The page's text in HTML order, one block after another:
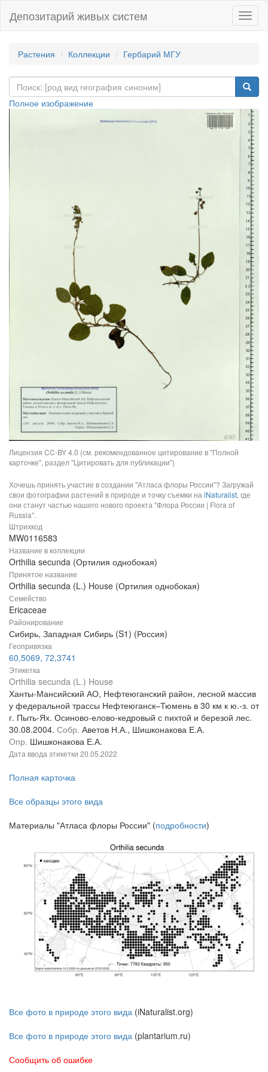
Депозитарий живых систем
Растения Коллекции Гербарий МГУ
Полное изображение
Лицензия CC-BY 4.0 (см. рекомендованное цитирование в "Полной
карточке", раздел "Цитировать для публикации")
Хочешь принять участие в создании "Атласа флоры России"? Загружай
свои фотографии растений в природе и точку съемки на iNaturalist, где
они станут частью нашего нового проекта "Флора России | Flora of
Russia".
Штрихкод
MW0116583
Название в коллекции
Orthilia secunda (Ортилия однобокая)
Принятое название
Orthilia secunda (L.) House (Ортилия однобокая)
Семейство
Ericaceae
Районирование
Сибирь, Западная Сибирь (S1) (Россия)
Геопривязка
60,5069, 72,3741
Этикетка
Orthilia secunda (L.) House
Ханты-Мансийский АО, Нефтеюганский район, лесной массив
у федеральной трассы Нефтеюганск–Тюмень в 30 км к ю.-з. от
г. Пыть-Ях. Осиново-елово-кедровый с пихтой и березой лес.
30.08.2004. Собр. Аветов Н.А., Шишконакова Е.А.
Опр. Шишконакова Е.А.
Дата ввода этикетки 20.05.2022
Полная карточка
Все образцы этого вида
Материалы "Атласа флоры России" (подробности)
Все фото в природе этого вида (iNaturalist.org)
Все фото в природе этого вида (plantarium.ru)
Сообщить об ошибке